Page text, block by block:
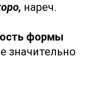
нареч.
формы
значительно